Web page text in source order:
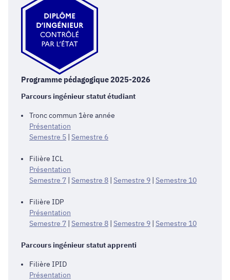
Programme pédagogique 2025-2026
Parcours ingénieur statut étudiant
Tronc commun 1ère année
Présentation
Semestre 5 | Semestre 6
Filière ICL
Présentation
Semestre 7 | Semestre 8 | Semestre 9 | Semestre 10
Filière IDP
Présentation
Semestre 7 | Semestre 8 | Semestre 9 | Semestre 10
Parcours ingénieur statut apprenti
Filière IPID
Présentation